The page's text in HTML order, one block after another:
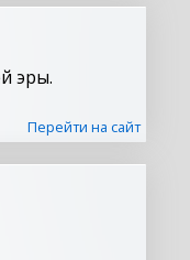
эры.
Перейти на сайт